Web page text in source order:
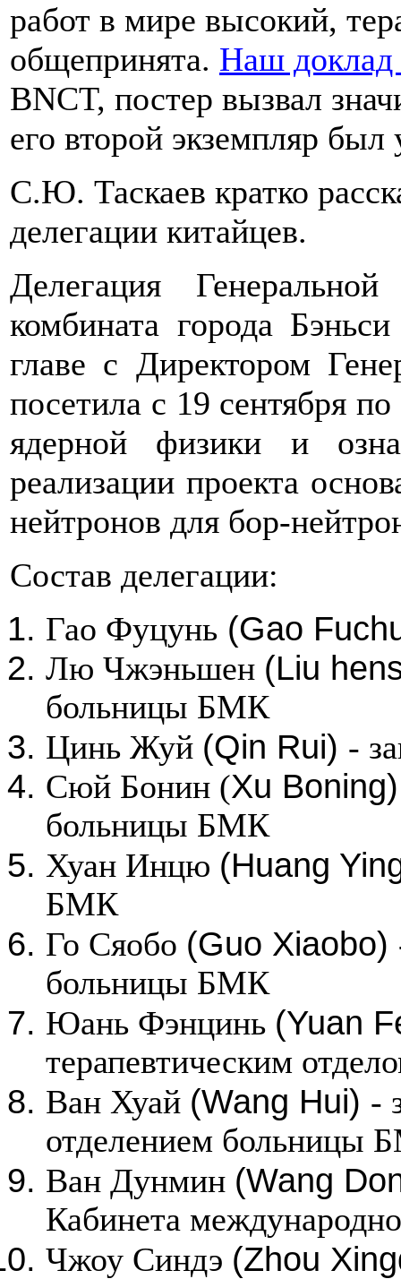
работ в мире высокий,
общепринята. Наш доклад
BNCT, постер вызвал
его второй экземпляр был
С.Ю. Таскаев кратко
делегации китайцев.
Делегация
комбината города
главе с Директором
посетила с 19 сентября
ядерной физики и
реализации проекта
нейтронов для бор-
Состав делегации:
Гао Фуцунь (Gao
Лю Чжэньшен (Liu
больницы БМК
Цинь Жуй (Qin Rui) -
Сюй Бонин (Xu
больницы БМК
Хуан Инцю (Huang
БМК
Го Сяобо (Guo Xiaobo)
больницы БМК
Юань Фэнцинь (Yuan
терапевтическим
Ван Хуай (Wang Hui) -
отделением больницы
Ван Дунмин (Wang
Кабинета
Чжоу Синдэ (Zhou